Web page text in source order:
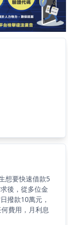
想要快速借款5
後，從多位金
撥款10萬元，
費用，月利息